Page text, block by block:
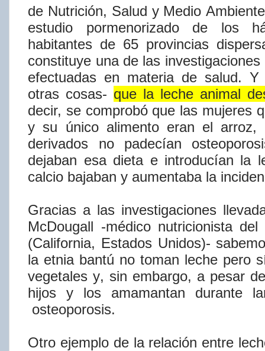
de Nutrición, Salud y Medio Ambiente
estudio pormenorizado de los
habitantes de 65 provincias
constituye una de las
efectuadas en materia de salud. Y
otras cosas- que la leche animal
decir, se comprobó que las mujeres
y su único alimento eran el
derivados no padecí​an
dejaban esa dieta e introducí​an la
calcio bajaban y aumentaba la
Gracias a las investigaciones
McDougall -médico nutricionista
(California, Estados Unidos)-
la etnia bantú no toman leche pero
vegetalesy, sin embargo, a pesar
hijos y los
amamantan durante
osteoporosis.
Otro ejemplo de la relación entre